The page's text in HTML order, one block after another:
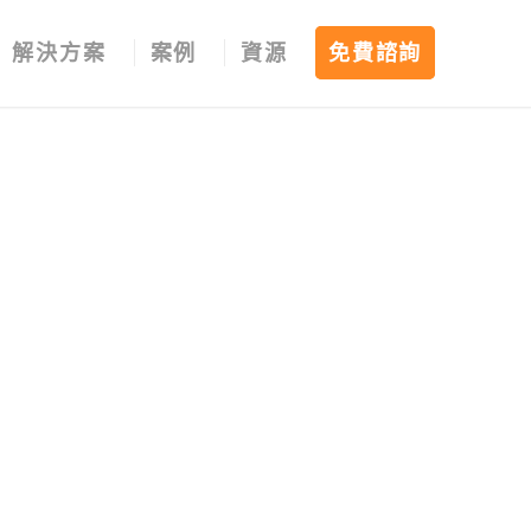
解決方案 案例 資源 免費諮詢